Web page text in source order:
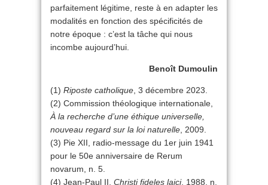
parfaitement légitime, reste à en adapter les
modalités en fonction des spécificités de
notre époque : c’est la tâche qui nous
incombe aujourd’hui.
Benoît Dumoulin
(1) Riposte catholique , 3 décembre 2023.
(2) Commission théologique internationale,
À la recherche d’une éthique universelle,
nouveau regard sur la loi naturelle , 2009.
(3) Pie XII, radio-message du 1er juin 1941
pour le 50e anniversaire de Rerum
novarum, n. 5.
(4) Jean-Paul II, Christi fideles laici, 1988, n.